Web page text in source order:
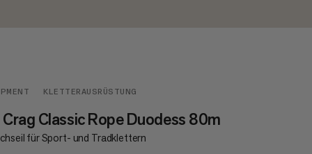
KLETTERAUSRÜSTUNG
Classic Rope Duodess 80m
für Sport- und Tradklettern